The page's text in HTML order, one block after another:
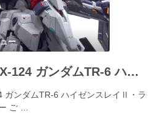
ー
HGUC1/144『RX-124 ガンダムTR-6 ハイゼンスレイⅡ・ラー』改修完成品レビュー
ガンダムTR-6 ハイゼンスレイⅡ・ラ
ご …